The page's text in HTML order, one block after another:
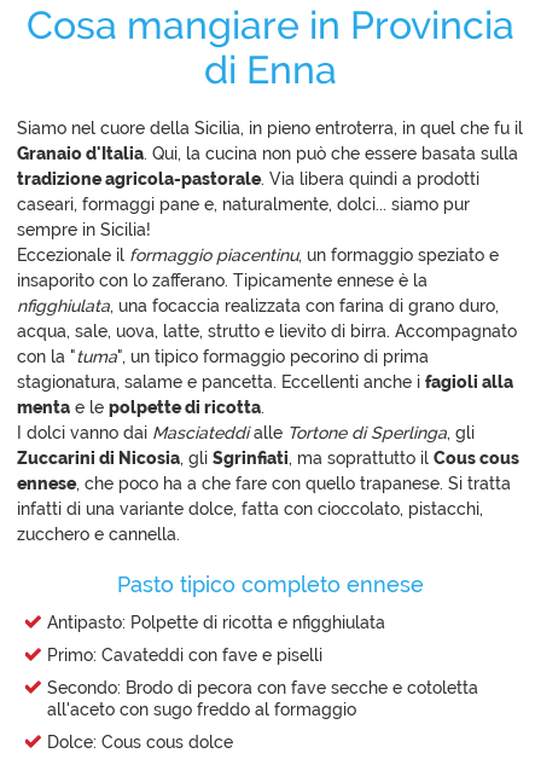
Zuppe
Cosa mangiare in Provincia
di Enna
Siamo nel cuore della Sicilia, in pieno entroterra, in quel che fu il
Granaio d'Italia. Qui, la cucina non può che essere basata sulla
tradizione agricola-pastorale. Via libera quindi a prodotti
caseari, formaggi pane e, naturalmente, dolci... siamo pur
sempre in Sicilia!
Eccezionale il formaggio piacentinu, un formaggio speziato e
insaporito con lo zafferano. Tipicamente ennese è la
nfigghiulata, una focaccia realizzata con farina di grano duro,
acqua, sale, uova, latte, strutto e lievito di birra. Accompagnato
con la "tuma", un tipico formaggio pecorino di prima
stagionatura, salame e pancetta. Eccellenti anche i fagioli alla
menta e le polpette di ricotta.
I dolci vanno dai Masciateddialle Tortone di Sperlinga, gli
Zuccarini di Nicosia, gli Sgrinfiati, ma soprattutto il Cous cous
ennese, che poco ha a che fare con quello trapanese. Si tratta
infatti di una variante dolce, fatta con cioccolato, pistacchi,
zucchero e cannella.
Pasto tipico completo ennese
Antipasto: Polpette di ricotta e nfigghiulata
Primo: Cavateddi con fave e piselli
Secondo: Brodo di pecora con fave secche e cotoletta
all'aceto con sugo freddo al formaggio
Dolce: Cous cous dolce